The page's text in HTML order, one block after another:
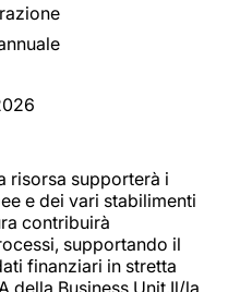
risorsa supporterà i
e dei vari stabilimenti
contribuirà
supportando il
finanziari in stretta
della Business Unit.Il/la